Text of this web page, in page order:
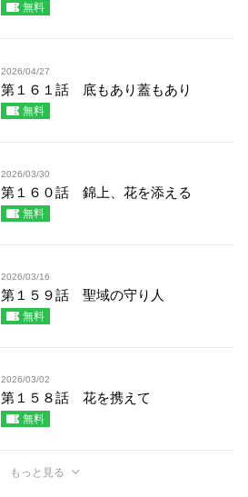
無料
2026/04/27
第１６１話 底もあり蓋もあり
無料
2026/03/30
第１６０話 錦上、花を添える
無料
2026/03/16
第１５９話 聖域の守り人
無料
2026/03/02
第１５８話 花を携えて
無料
もっと見る